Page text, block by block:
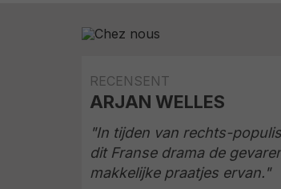
RECENSENT
ARJAN WELLES
"In tijden van rechts-
dit Franse drama de
makkelijke praatjes ervan."